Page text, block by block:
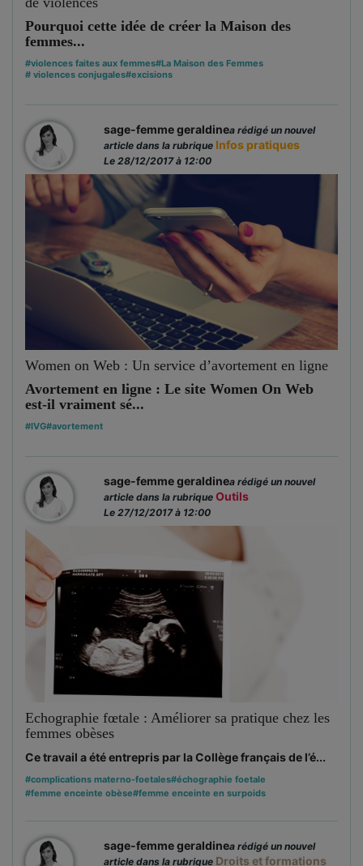
Pourquoi cette idée de créer la Maison des
femmes...
#violences faites aux femmes#La Maison des Femmes
# violences conjugales#excisions
sage-femme geraldinea rédigé un nouvel
article dans la rubrique Infos pratiques
Le 28/12/2017 à 12:00
Women on Web : Un service d’avortement en ligne
Avortement en ligne : Le site Women On Web
est-il vraiment sé...
#IVG#avortement
sage-femme geraldinea rédigé un nouvel
article dans la rubrique Outils
Le 27/12/2017 à 12:00
Echographie fœtale : Améliorer sa pratique chez les
femmes obèses
Ce travail a été entrepris par la Collège français de l’é...
#complications materno-foetales#échographie foetale
#femme enceinte obèse#femme enceinte en surpoids
sage-femme geraldinea rédigé un nouvel
article dans la rubrique Droits et formations